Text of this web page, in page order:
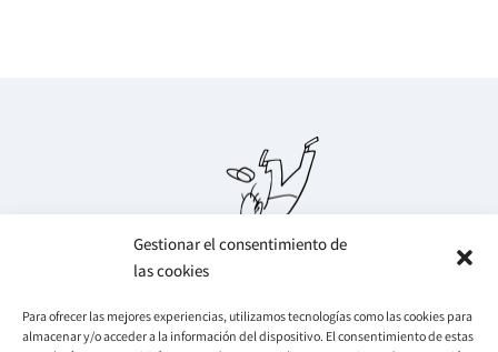
Gestionar el consentimiento de
las cookies
Para ofrecer las mejores experiencias, utilizamos tecnologías como las cookies para
almacenar y/o acceder a la información del dispositivo. El consentimiento de estas